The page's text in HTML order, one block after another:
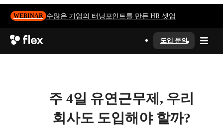
WEBINAR 수많은 기업의 터닝포인트를 만든 HR 셋업
도입 문의
주 4일 유연근무제, 우리
회사도 도입해야 할까?